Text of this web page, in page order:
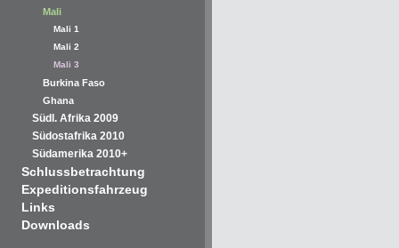
Mali
Mali 1
Mali 2
Mali 3
Burkina Faso
Ghana
Südl. Afrika 2009
Südostafrika 2010
Südamerika 2010+
Schlussbetrachtung
Expeditionsfahrzeug
Links
Downloads